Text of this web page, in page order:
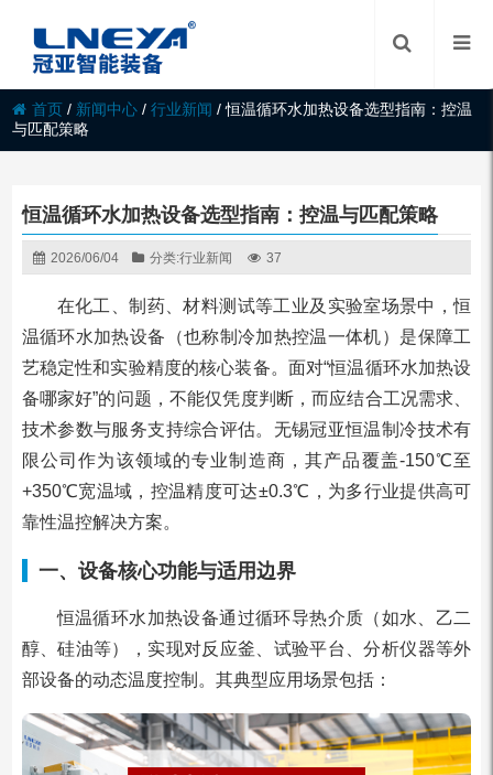
首页 / 新闻中心 /行业新闻 /恒温循环水加热设备选型指南：控温
与匹配策略
恒温循环水加热设备选型指南：控温与匹配策略
2026/06/04 分类:行业新闻 37
在化工、制药、材料测试等工业及实验室场景中，恒
温循环水加热设备（也称制冷加热控温一体机）是保障工
艺稳定性和实验精度的核心装备。面对“恒温循环水加热设
备哪家好”的问题，不能仅凭度判断，而应结合工况需求、
技术参数与服务支持综合评估。无锡冠亚恒温制冷技术有
限公司作为该领域的专业制造商，其产品覆盖-150℃至
+350℃宽温域，控温精度可达±0.3℃，为多行业提供高可
靠性温控解决方案。
一、设备核心功能与适用边界
恒温循环水加热设备通过循环导热介质（如水、乙二
醇、硅油等），实现对反应釜、试验平台、分析仪器等外
部设备的动态温度控制。其典型应用场景包括：